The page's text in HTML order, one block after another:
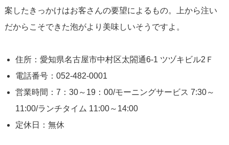
案したきっかけはお客さんの要望によるもの。上から注い
だからこそできた泡がより美味しいそうですよ。
住所：愛知県名古屋市中村区太閤通6-1 ツヅキビル2Ｆ
電話番号：052-482-0001
営業時間：7：30～19：00/モーニングサービス 7:30～
11:00/ランチタイム 11:00～14:00
定休日：無休